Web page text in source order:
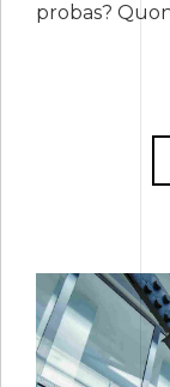
probas?